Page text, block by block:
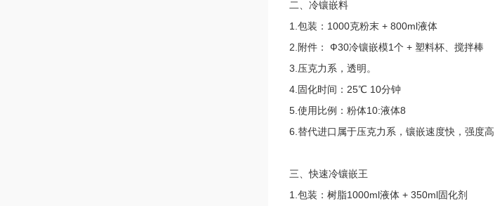
二、冷镶嵌料
1.包装：1000克粉末 + 800ml液体
2.附件： Ф30冷镶嵌模1个 + 塑料杯、搅拌棒
3.压克力系，透明。
4.固化时间：25℃ 10分钟
5.使用比例：粉体10:液体8
6.替代进口属于压克力系，镶嵌速度快，强度高
三、快速冷镶嵌王
1.包装：树脂1000ml液体 + 350ml固化剂